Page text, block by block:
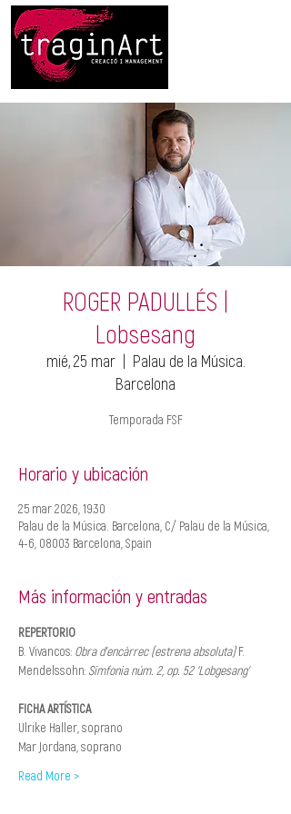
ROGER PADULLÉS |
Lobsesang
mié, 25 mar
  |
Palau de la Música.
Barcelona
Temporada FSF
Horario y ubicación
25 mar 2026, 19:30
Palau de la Música. Barcelona, C/ Palau de la Música,
4-6, 08003 Barcelona, Spain
Más información y entradas
REPERTORIO
B. Vivancos: Obra d’encàrrec (estrena absoluta) F.
Mendelssohn: Simfonia núm. 2, op. 52 ‘Lobgesang’
FICHA ARTÍSTICA
Ulrike Haller, soprano
Mar Jordana, soprano
Read More >